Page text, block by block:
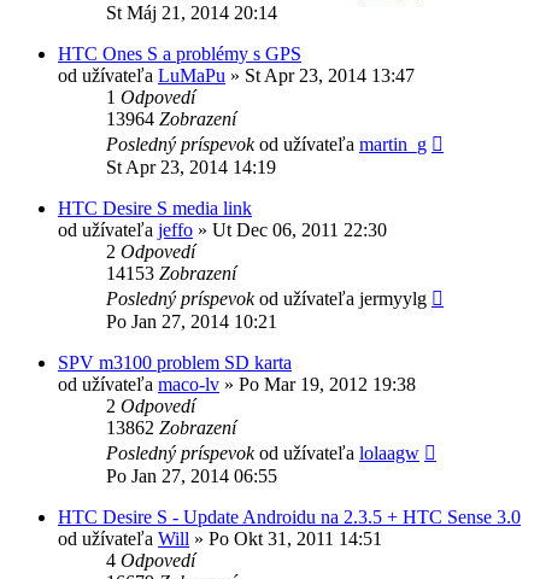
St Máj 21, 2014 20:14
HTC Ones S a problémy s GPS
od užívateľa LuMaPu » St Apr 23, 2014 13:47
1 Odpovedí
13964 Zobrazení
Posledný príspevokod užívateľa martin_g
St Apr 23, 2014 14:19
HTC Desire S media link
od užívateľa jeffo » Ut Dec 06, 2011 22:30
2 Odpovedí
14153 Zobrazení
Posledný príspevokod užívateľa jermyylg
Po Jan 27, 2014 10:21
SPV m3100 problem SD karta
od užívateľa maco-lv » Po Mar 19, 2012 19:38
2 Odpovedí
13862 Zobrazení
Posledný príspevokod užívateľa lolaagw
Po Jan 27, 2014 06:55
HTC Desire S - Update Androidu na 2.3.5 + HTC Sense 3.0
od užívateľa Will » Po Okt 31, 2011 14:51
4 Odpovedí